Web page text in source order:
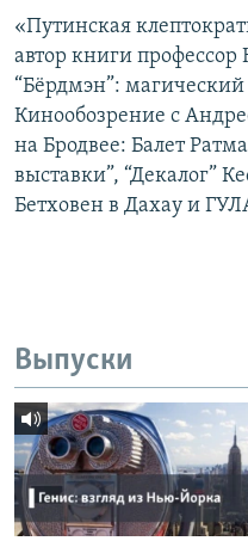
«Путинская
автор книги
“Бёрдмэн”:
Кинообозрение с
на Бродвее: Балет
выставки”, “Декалог”
Бетховен в Дахау и
Выпуски